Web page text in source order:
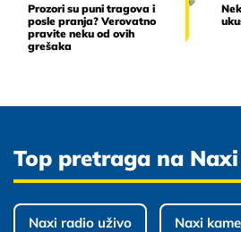
Prozori su puni tragova i
posle pranja? Verovatno
pravite neku od ovih
grešaka
Top pretraga na
Naxi radio uživo Naxi